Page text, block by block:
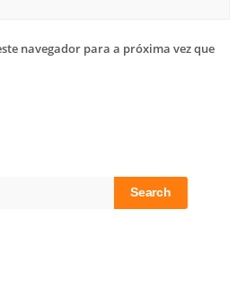
navegador para a próxima vez que